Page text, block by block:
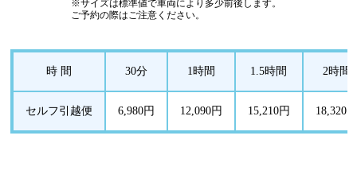
※サイズは標準値で車両により多少前後します。
ご予約の際はご注意ください。
時 間 30分 1時間 1.5時間 2時間
セルフ引越便 6,980円 12,090円 15,210円 18,320円